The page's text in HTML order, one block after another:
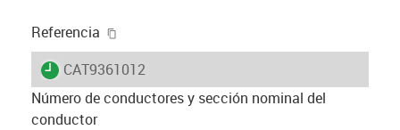
Referencia
igus-icon-lieferzeit
CAT9361012
Número de conductores y sección nominal del
conductor